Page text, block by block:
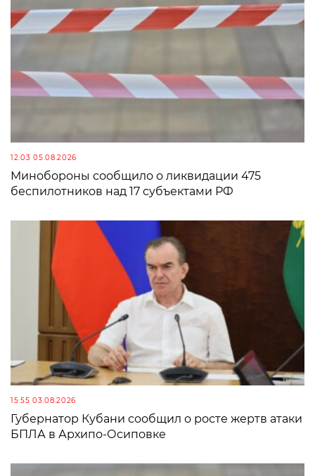
12:03 05.08.2026
Минобороны сообщило о ликвидации 475
беспилотников над 17 субъектами РФ
15:55 03.08.2026
Губернатор Кубани сообщил о росте жертв атаки
БПЛА в Архипо-Осиповке